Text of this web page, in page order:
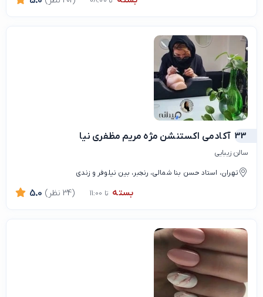
33 آکادمی اکستنشن مژه مریم مظفری نیا
سالن زیبایی
تهران، استاد حسن بنا شمالی، رنجبر، بین نیلوفر و زندی
بسته تا 11:00 5.0 (34 نظر)